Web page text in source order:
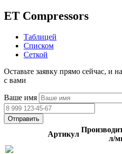
ET Compressors
Таблицей
Списком
Сеткой
Оставьте заявку прямо сейчас, и
с вами
Ваше имя
Отправить
Артикул
л/